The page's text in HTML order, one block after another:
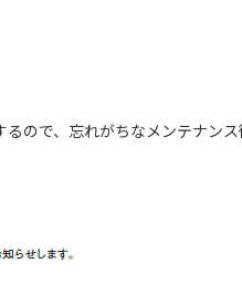
ので、忘れがちなメンテナン